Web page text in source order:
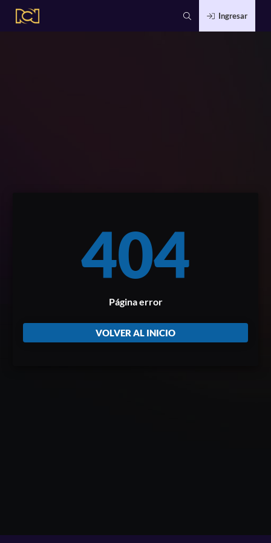
Ingresar
404
Página error
VOLVER AL INICIO